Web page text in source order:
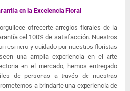
en la Excelencia Floral
ofrecerte arreglos florales de la
del 100% de satisfacción. Nuestros
esmero y cuidado por nuestros floristas
una amplia experiencia en el arte
en el mercado, hemos entregado
de personas a través de nuestras
a brindarte una experiencia de